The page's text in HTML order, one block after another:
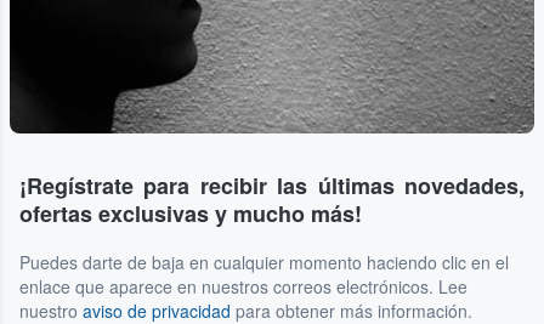
¡Regístrate para recibir las últimas novedades,
ofertas exclusivas y mucho más!
Puedes darte de baja en cualquier momento haciendo clic en el
enlace que aparece en nuestros correos electrónicos. Lee
nuestro aviso de privacidad para obtener más información.